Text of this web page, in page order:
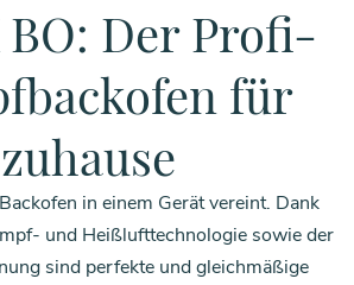
BO: Der Profi-
für
zuhause
in einem Gerät vereint. Dank
und Heißlufttechnologie sowie der
sind perfekte und gleichmäßige